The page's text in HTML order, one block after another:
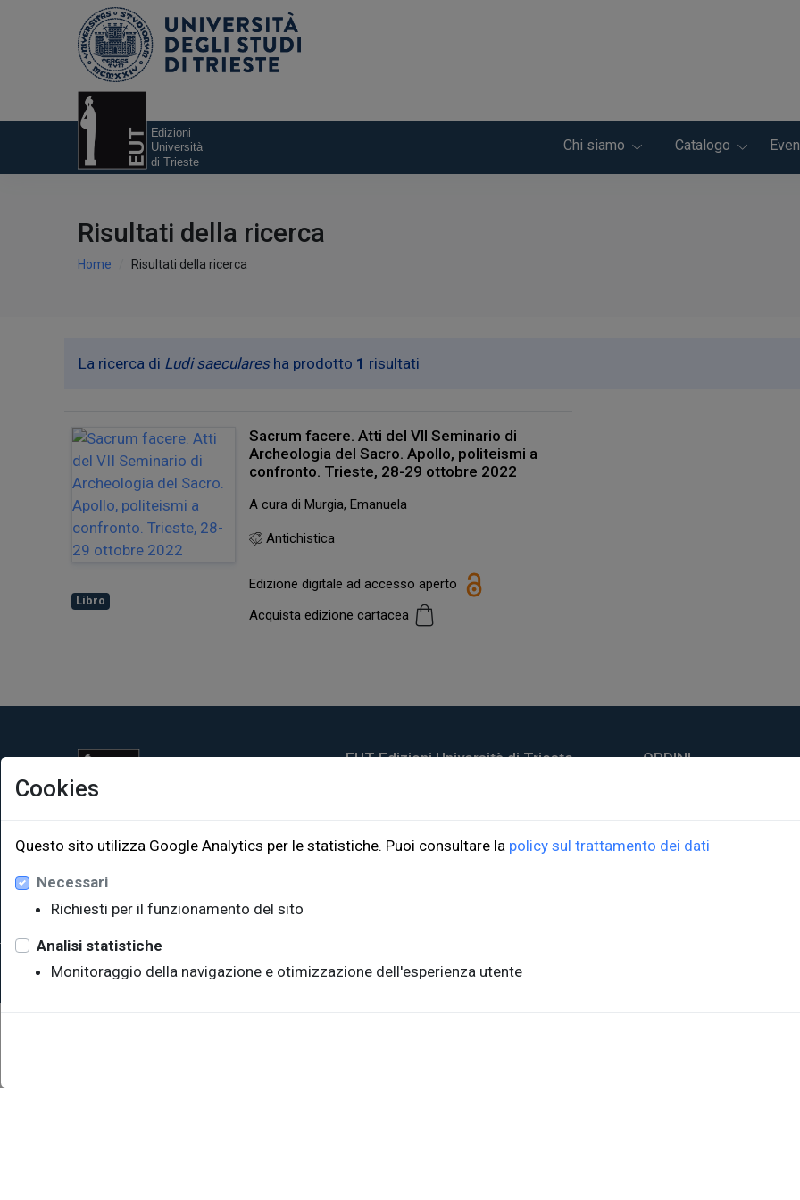
Chi siamo Catalogo
Risultati della ricerca
Home Risultati della ricerca
La ricerca di Ludi saecularesha prodotto 1 risultati
Libro
Sacrum facere. Atti del VII Seminario di
Archeologia del Sacro. Apollo, politeismi a
confronto. Trieste, 28-29 ottobre 2022
A cura di Murgia, Emanuela
Antichistica
Edizione digitale ad accesso aperto
Acquista edizione cartacea
EUT Edizioni Università di Trieste
eut@units.it
ORDINI
Condizioni di vendita
Sede legale: Università degli Studi di Trieste - Piazzale Europa,1 - 34127, Trieste, Italia
P.IVA 00211830328 - C.F. 80013890324 - P.E.C.: ateneo@pec.units.it
Cookies
Questo sito utilizza Google Analytics per le statistiche. Puoi consultare la policy sul trattamento dei dati
Necessari
Richiesti per il funzionamento del sito
Analisi statistiche
Monitoraggio della navigazione e otimizzazione dell'esperienza utente